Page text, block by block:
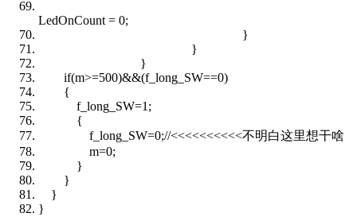
LedOnCount = 0;
}
}
}
if(m>=500)&&(f_long_SW==0)
{
f_long_SW=1;
{
f_long_SW=0;//<<<<<<<<<<不明白这里想干啥
m=0;
}
}
}
}